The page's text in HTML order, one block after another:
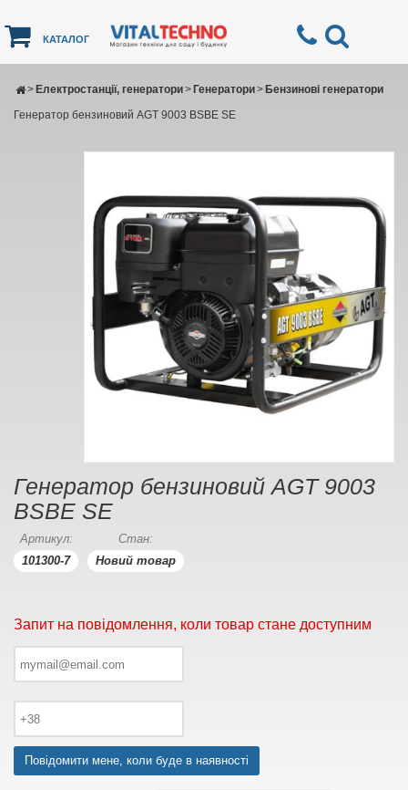
КАТАЛОГ
Електростанції, генератори
> Генератори
> Бензинові генератори
>
Генератор бензиновий AGT 9003 BSBE SE
Генератор бензиновий AGT 9003
BSBE SE
Артикул:
101300-7
Стан:
Новий товар
Запит на повідомлення, коли товар стане доступним
Повідомити мене, коли буде в наявності